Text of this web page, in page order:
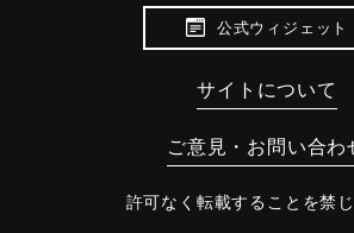
公式ウィジェット
サイトについて
ご意見・お問い合わ
許可なく転載することを禁じ